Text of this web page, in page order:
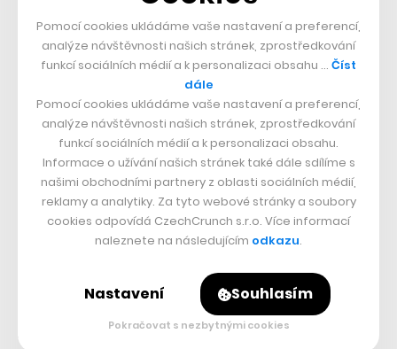
Na svůj rozvoj Kiwi.com získává finance nejen
prostřednictvím zdravého cashflow, ale také evropských
dotačních fondů. V plánu mezi lety 2014 až 2020 je
získání celkem 238 milionů korun.
Pomocí cookies ukládáme vaše nastavení a preferencí,
analýze návštěvnosti našich stránek, zprostředkování
funkcí sociálních médií a k personalizaci obsahu … Číst
dále
Pomocí cookies ukládáme vaše nastavení a preferencí,
analýze návštěvnosti našich stránek, zprostředkování
funkcí sociálních médií a k personalizaci obsahu.
Informace o užívání našich stránek také dále sdílíme s
našimi obchodními partnery z oblasti sociálních médií,
reklamy a analytiky. Za tyto webové stránky a soubory
cookies odpovídá CzechCrunch s.r.o. Více informací
naleznete na následujícím odkazu.
Nastavení Souhlasím
Pokračovat s nezbytnými cookies